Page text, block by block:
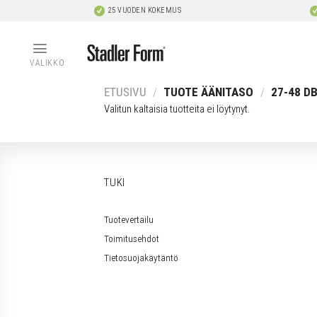
25 VUODEN KOKEMUS
VALIKKO
ETUSIVU / TUOTE ÄÄNITASO / 27-48 DB
Valitun kaltaisia tuotteita ei löytynyt.
TUKI
Tuotevertailu
Toimitusehdot
Tietosuojakäytäntö